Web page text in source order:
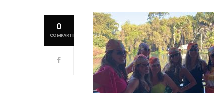
0
COMPARTILHAMENTOS